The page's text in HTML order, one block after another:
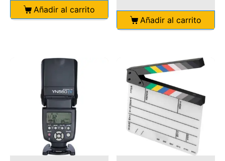
Añadir al carrito
Añadir al carrito